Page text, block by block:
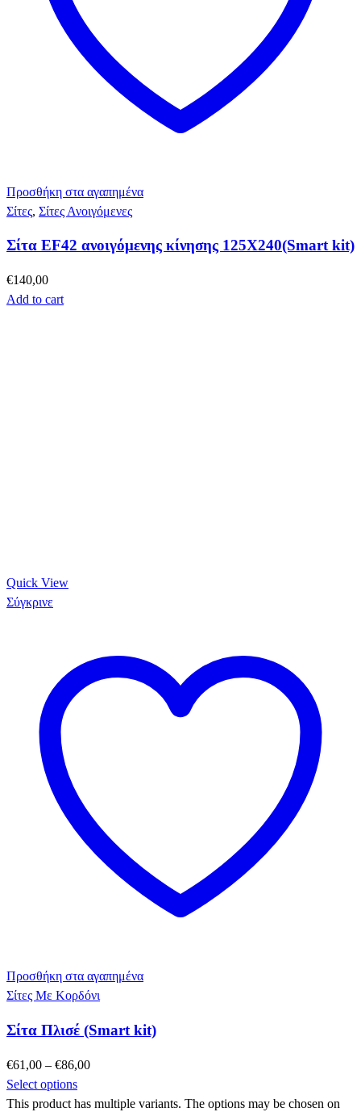
Προσθήκη στα αγαπημένα
Σίτες, Σίτες Ανοιγόμενες
Σίτα EF42 ανοιγόμενης κίνησης 125X240(Smart kit)
€140,00
Add to cart
Quick View
Σύγκρινε
Προσθήκη στα αγαπημένα
Σίτες Με Κορδόνι
Σίτα Πλισέ (Smart kit)
€61,00 – €86,00
Select options
This product has multiple variants. The options may be chosen on